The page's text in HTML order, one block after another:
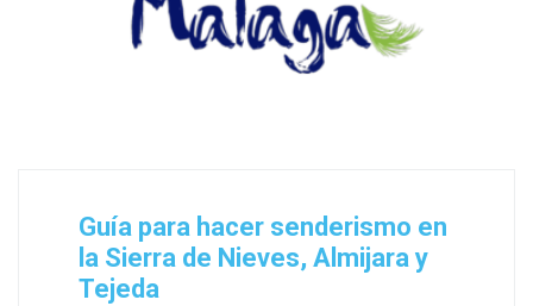
Guía para hacer senderismo en
la Sierra de Nieves, Almijara y
Tejeda